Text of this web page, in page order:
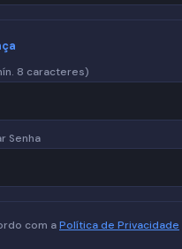
8 caracteres)
Senha
com aPolítica de Privacidade